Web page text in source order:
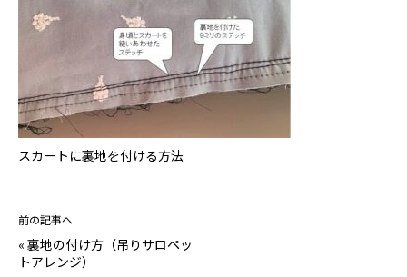
スカートに裏地を付ける方法
前の記事へ
« 裏地の付け方（吊りサロペッ
トアレンジ）